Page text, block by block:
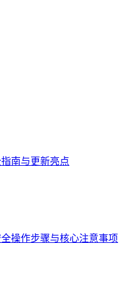
南与更新亮点
操作步骤与核心注意事项